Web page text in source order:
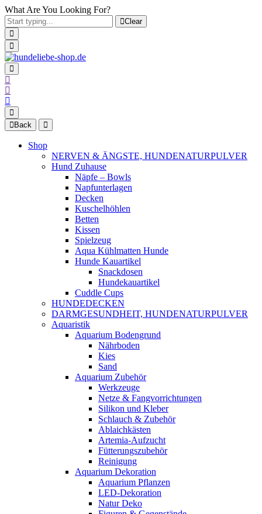
What Are You Looking For?
Clear
Back
Shop
NERVEN & ÄNGSTE, HUNDENATURPULVER
Hund Zuhause
Näpfe – Bowls
Napfunterlagen
Decken
Kuschelhöhlen
Betten
Kissen
Spielzeug
Aqua Kühlmatten Hunde
Hunde Kauartikel
Snackdosen
Hundekauartikel
Cuddle Cups
HUNDEDECKEN
DARMGESUNDHEIT, HUNDENATURPULVER
Aquaristik
Aquarium Bodengrund
Nährboden
Kies
Sand
Aquarium Zubehör
Werkzeuge
Netze & Fangvorrichtungen
Silikon und Kleber
Schlauch & Zubehör
Ablaichkästen
Artemia-Aufzucht
Fütterungszubehör
Reinigung
Aquarium Dekoration
Aquarium Pflanzen
LED-Dekoration
Natur Deko